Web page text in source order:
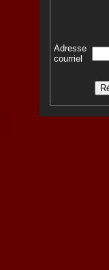
Adresse
courriel